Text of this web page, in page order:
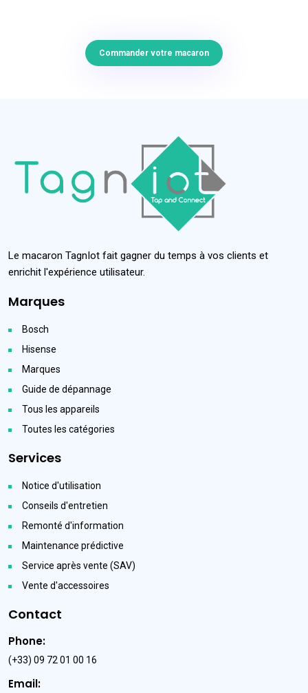
Commander votre macaron
Le macaron TagnIot fait gagner du temps à vos clients et
enrichit l'expérience utilisateur.
Marques
Bosch
Hisense
Marques
Guide de dépannage
Tous les appareils
Toutes les catégories
Services
Notice d'utilisation
Conseils d'entretien
Remonté d'information
Maintenance prédictive
Service après vente (SAV)
Vente d'accessoires
Contact
Phone:
(+33) 09 72 01 00 16
Email: